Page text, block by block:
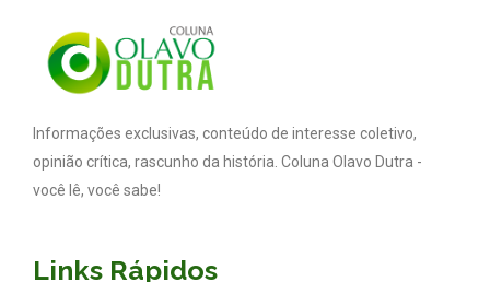
Informações exclusivas, conteúdo de interesse coletivo,
opinião crítica, rascunho da história. Coluna Olavo Dutra -
você lê, você sabe!
Links Rápidos